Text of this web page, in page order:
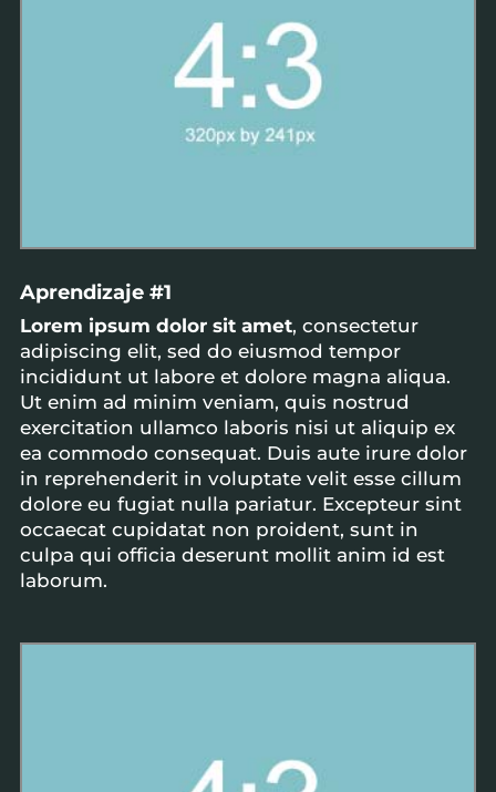
Aprendizaje #1
Lorem ipsum dolor sit amet, consectetur
adipiscing elit, sed do eiusmod tempor
incididunt ut labore et dolore magna aliqua.
Ut enim ad minim veniam, quis nostrud
exercitation ullamco laboris nisi ut aliquip ex
ea commodo consequat. Duis aute irure dolor
in reprehenderit in voluptate velit esse cillum
dolore eu fugiat nulla pariatur. Excepteur sint
occaecat cupidatat non proident, sunt in
culpa qui officia deserunt mollit anim id est
laborum.